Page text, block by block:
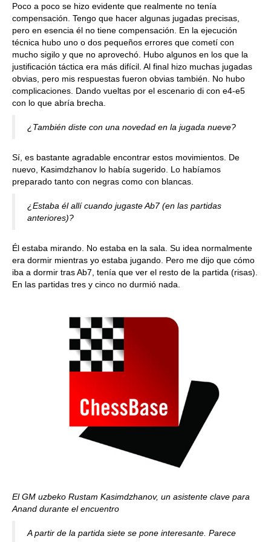
Poco a poco se hizo evidente que realmente no tenía
compensación. Tengo que hacer algunas jugadas precisas,
pero en esencia él no tiene compensación. En la ejecución
técnica hubo uno o dos pequeños errores que cometí con
mucho sigilo y que no aprovechó. Hubo algunos en los que la
justificación táctica era más difícil. Al final hizo muchas jugadas
obvias, pero mis respuestas fueron obvias también. No hubo
complicaciones. Dando vueltas por el escenario di con e4-e5
con lo que abría brecha.
¿También diste con una novedad en la jugada nueve?
Sí, es bastante agradable encontrar estos movimientos. De
nuevo, Kasimdzhanov lo había sugerido. Lo habíamos
preparado tanto con negras como con blancas.
¿Estaba él allí cuando jugaste Ab7 (en las partidas
anteriores)?
Él estaba mirando. No estaba en la sala. Su idea normalmente
era dormir mientras yo estaba jugando. Pero me dijo que cómo
iba a dormir tras Ab7, tenía que ver el resto de la partida (risas).
En las partidas tres y cinco no durmió nada.
El GM uzbeko Rustam Kasimdzhanov, un asistente clave para
Anand durante el encuentro
A partir de la partida siete se pone interesante. Parece